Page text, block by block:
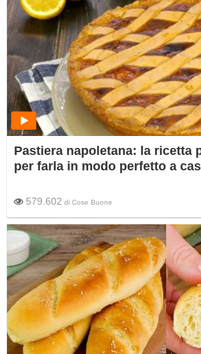
Pastiera napoletana: la ricetta
per farla in modo perfetto a
579.602 di Cose Buone